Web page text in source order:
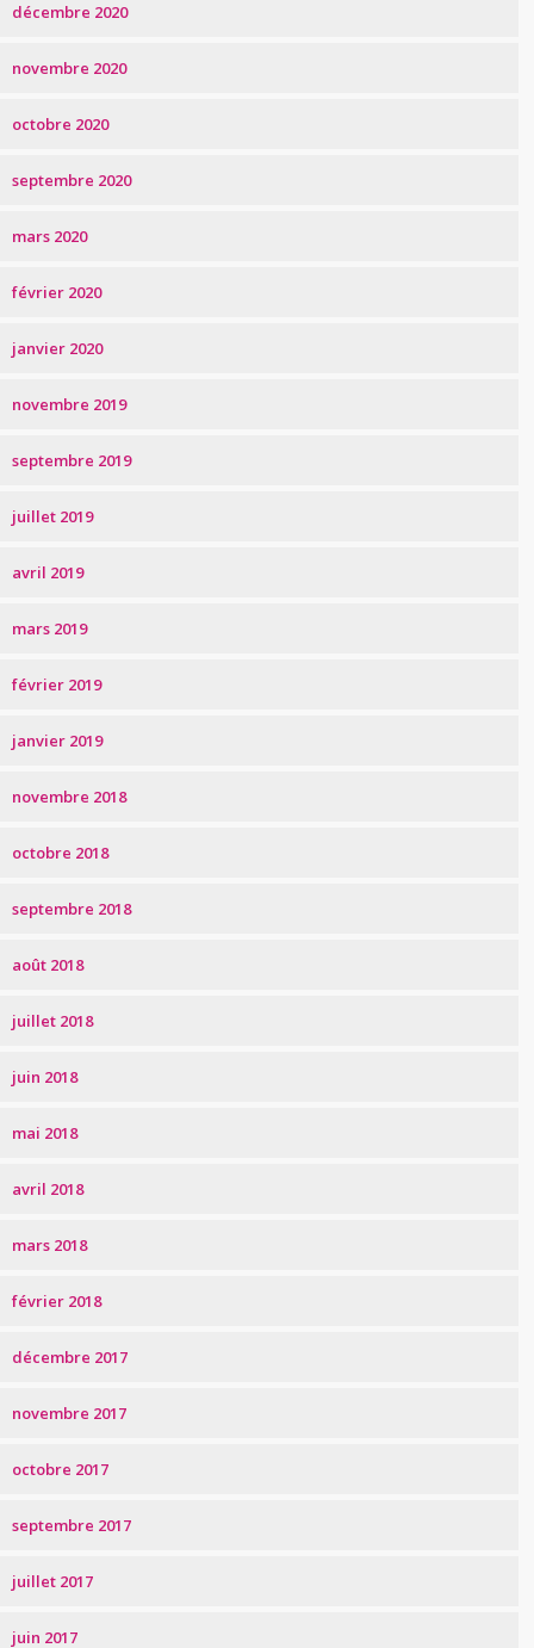
décembre 2020
novembre 2020
octobre 2020
septembre 2020
mars 2020
février 2020
janvier 2020
novembre 2019
septembre 2019
juillet 2019
avril 2019
mars 2019
février 2019
janvier 2019
novembre 2018
octobre 2018
septembre 2018
août 2018
juillet 2018
juin 2018
mai 2018
avril 2018
mars 2018
février 2018
décembre 2017
novembre 2017
octobre 2017
septembre 2017
juillet 2017
juin 2017